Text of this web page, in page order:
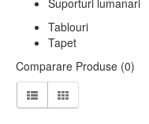
Suporturi lumanari
Tablouri
Tapet
Comparare Produse (0)